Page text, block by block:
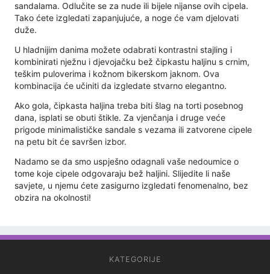
sandalama. Odlučite se za nude ili bijele nijanse ovih cipela.
Tako ćete izgledati zapanjujuće, a noge će vam djelovati
duže.
U hladnijim danima možete odabrati kontrastni stajling i
kombinirati nježnu i djevojačku bež čipkastu haljinu s crnim,
teškim puloverima i kožnom bikerskom jaknom. Ova
kombinacija će učiniti da izgledate stvarno elegantno.
Ako gola, čipkasta haljina treba biti šlag na torti posebnog
dana, isplati se obuti štikle. Za vjenčanja i druge veće
prigode minimalističke sandale s vezama ili zatvorene cipele
na petu bit će savršen izbor.
Nadamo se da smo uspješno odagnali vaše nedoumice o
tome koje cipele odgovaraju bež haljini. Slijedite li naše
savjete, u njemu ćete zasigurno izgledati fenomenalno, bez
obzira na okolnosti!
KATEGORIJE